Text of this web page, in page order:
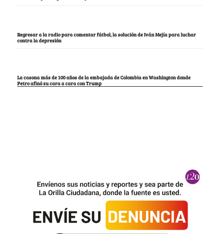
Regresar a la radio para comentar fútbol, la solución de Iván Mejía para luchar
contra la depresión
La casona más de 100 años de la embajada de Colombia en Washington donde
Petro afinó su cara a cara con Trump